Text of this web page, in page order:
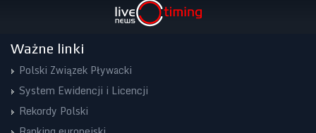
Ważne linki
Polski Związek Pływacki
System Ewidencji i Licencji
Rekordy Polski